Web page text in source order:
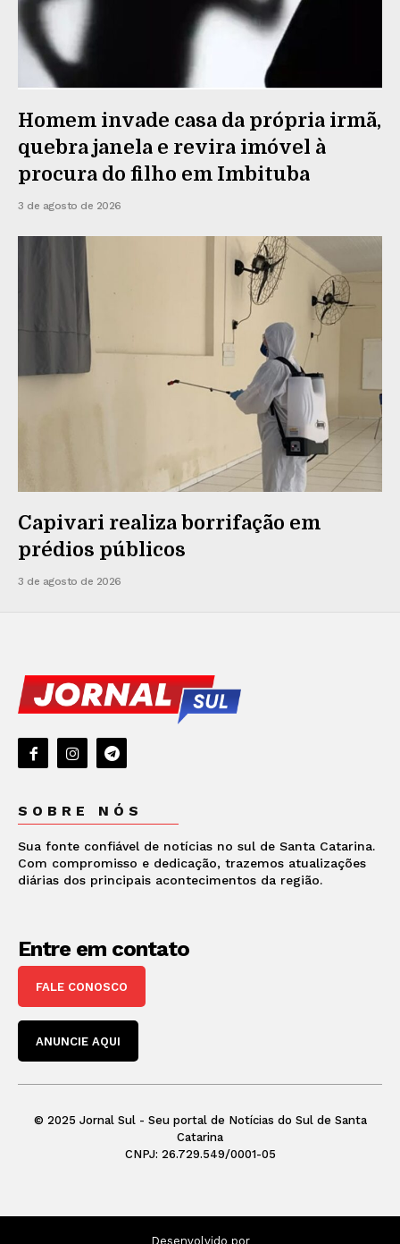
Homem invade casa da própria irmã,
quebra janela e revira imóvel à
procura do filho em Imbituba
3 de agosto de 2026
Capivari realiza borrifação em
prédios públicos
3 de agosto de 2026
SOBRE NÓS
Sua fonte confiável de notícias no sul de Santa Catarina.
Com compromisso e dedicação, trazemos atualizações
diárias dos principais acontecimentos da região.
Entre em contato
FALE CONOSCO
ANUNCIE AQUI
© 2025 Jornal Sul - Seu portal de Notícias do Sul de Santa
Catarina
CNPJ: 26.729.549/0001-05
Desenvolvido por